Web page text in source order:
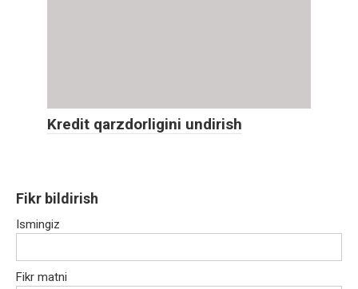
Kredit qarzdorligini undirish
Fikr bildirish
Ismingiz
Fikr matni